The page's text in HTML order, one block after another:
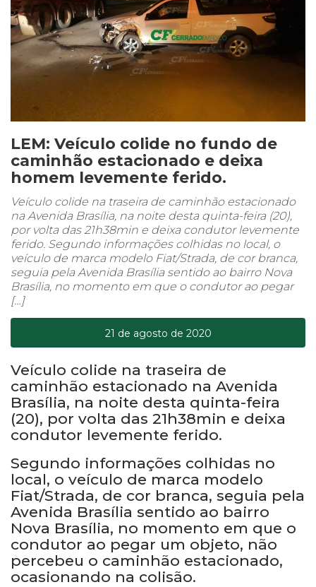
LEM: Veículo colide no fundo de
caminhão estacionado e deixa
homem levemente ferido.
Veículo colide na traseira de caminhão estacionado
na Avenida Brasília, na noite desta quinta-feira (20),
por volta das 21h38min e deixa condutor levemente
ferido. Segundo informações colhidas no local, o
veículo de marca modelo Fiat/Strada, de cor branca,
seguia pela Avenida Brasília sentido ao bairro Nova
Brasília, no momento em que o condutor ao pegar
[…]
21 de agosto de 2020
Veículo colide na traseira de
caminhão estacionado na Avenida
Brasília, na noite desta quinta-feira
(20), por volta das 21h38min e deixa
condutor levemente ferido.
Segundo informações colhidas no
local, o veículo de marca modelo
Fiat/Strada, de cor branca, seguia pela
Avenida Brasília sentido ao bairro
Nova Brasília, no momento em que o
condutor ao pegar um objeto, não
percebeu o caminhão estacionado,
ocasionando na colisão.